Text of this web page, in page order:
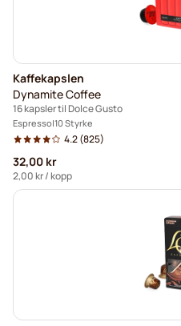
Kaffekapslen
Dynamite Coffee
16 kapsler til Dolce Gusto
Espresso 10 Styrke
4.2(825)
32,00 kr
2,00 kr/ kopp